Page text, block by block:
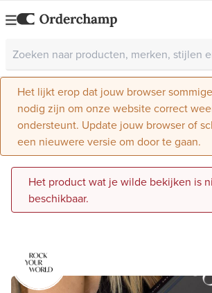
Het lijkt erop dat jouw browser
nodig zijn om onze website correct
ondersteunt. Update jouw browser of
een nieuwere versie om door te gaan.
Het product wat je wilde bekijken is
beschikbaar.